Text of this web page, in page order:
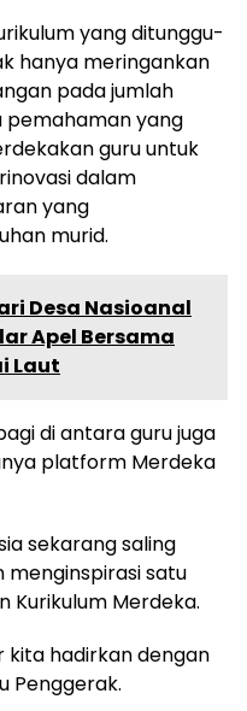
yang ditunggu-
hanya meringankan
pada jumlah
pemahaman yang
guru untuk
dalam
yang
murid.
Desa Nasioanal
Apel Bersama
Laut
di antara guru juga
platform Merdeka
sekarang saling
menginspirasi satu
Kurikulum Merdeka.
kita hadirkan dengan
Penggerak.